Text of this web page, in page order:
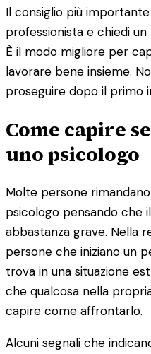
Il consiglio più
professionista e chiedi
È il modo migliore per
lavorare bene insieme.
proseguire dopo il primo
Come capire
uno psicologo
Molte persone
psicologo pensando che
abbastanza grave. Nella
persone che iniziano un
trova in una situazione
che qualcosa nella
capire come affrontarlo.
Alcuni segnali che